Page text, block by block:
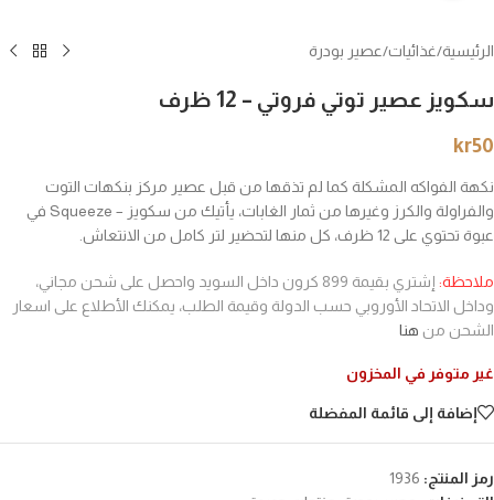
الرئيسية/غذائيات/عصير بودرة
سكويز عصير توتي فروتي – 12 ظرف
kr50
نكهة الفواكه المشكلة كما لم تذقها من قبل عصير مركز بنكهات التوت
والفراولة والكرز وغيرها من ثمار الغابات، يأتيك من سكويز – Squeeze في
عبوة تحتوي على 12 ظرف، كل منها لتحضير لتر كامل من الانتعاش.
ملاحظة:
إشتري بقيمة 899 كرون داخل السويد واحصل على شحن مجاني،
وداخل الاتحاد الأوروبي حسب الدولة وقيمة الطلب، يمكنك الأطلاع على اسعار
الشحن من هنا
غير متوفر في المخزون
إضافة إلى قائمة المفضلة
رمز المنتج: 1936